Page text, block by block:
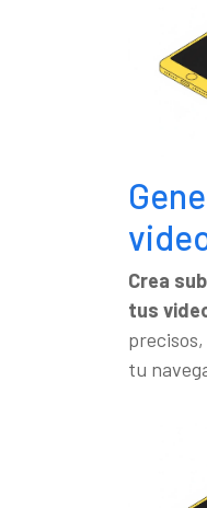
Crea
tus
tu